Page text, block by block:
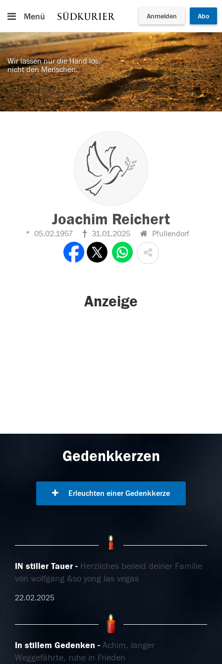
Menü Anmelden Abo
Wir lassen nur die Hand los,
nicht den Menschen.
Joachim Reichert
05.02.1957 31.01.2025 Pfullendorf
Anzeige
Gedenkkerzen
Erleuchten einer Gedenkkerze
IN stiller Tauer
Herzliches beileid deiner Familie
von wolfgang &so yong las vegas
22.02.2025
In stillem Gedenken
Achim, langer
Weggefährte, ruhe in Frieden